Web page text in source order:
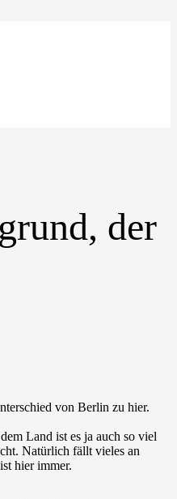
der
von Berlin zu hier.
Land ist es ja auch so viel
Natürlich fällt vieles an
hier immer.